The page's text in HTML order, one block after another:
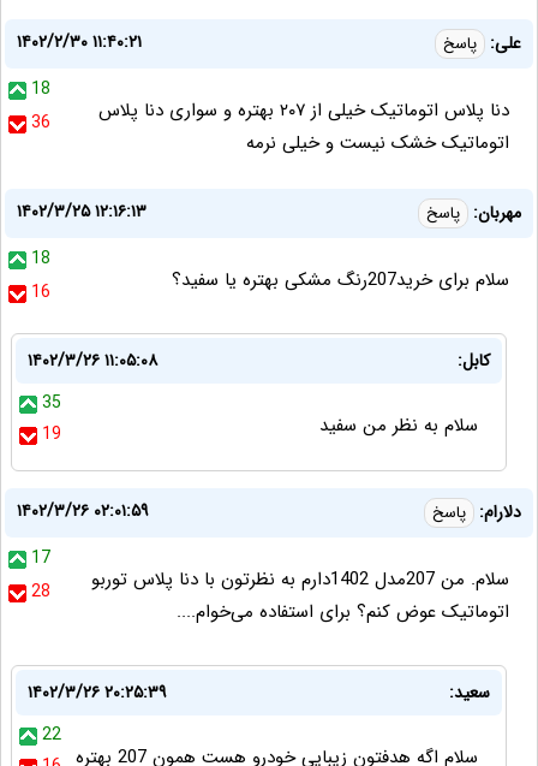
علی: پاسخ
۱۴۰۲/۲/۳۰ ۱۱:۴۰:۲۱
18
36
دنا پلاس اتوماتیک خیلی از ۲۰۷ بهتره و سواری دنا پلاس
اتوماتیک خشک نیست و خیلی نرمه
مهربان: پاسخ
۱۴۰۲/۳/۲۵ ۱۲:۱۶:۱۳
18
16
سلام برای خرید207رنگ مشکی بهتره یا سفید؟
کابل:
۱۴۰۲/۳/۲۶ ۱۱:۰۵:۰۸
35
19
سلام به نظر من سفید
دلارام: پاسخ
۱۴۰۲/۳/۲۶ ۰۲:۰۱:۵۹
17
28
سلام. من 207مدل 1402دارم به نظرتون با دنا پلاس توربو
اتوماتیک عوض کنم؟ برای استفاده می‌خوام....
سعید:
۱۴۰۲/۳/۲۶ ۲۰:۲۵:۳۹
22
سلام اگه هدفتون زیبایی خودرو هست همون 207 بهتره